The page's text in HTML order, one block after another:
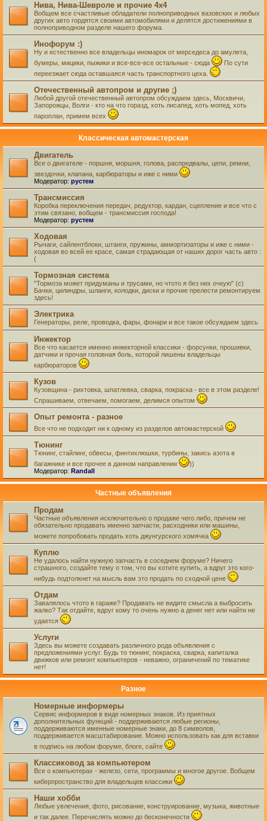
Нива, Нива-Шевроле и прочие 4х4
Вобщем все счастливые обладатели полноприводных вазовских и любых
других авто гордятся своими автомобилями и делятся достижениями в
полноприводном разделе нашего форума.
Инофорум :)
Ну и естественно все владельцы иномарок от мерседеса до амулета,
бумеры, мицики, пыжики и все-все-все остальные - сюда
По сути
переезжает сюда оставшаяся часть транспортного цеха.
Отечественный автопром и другие ;)
Любой другой отечественный автопром обсуждаем здесь, Москвичи,
Запорожцы, Волги - кто на что горазд, хоть лисапед, хоть мопед, хоть
пароплан, примем всех
Классическая автомастерская
Двигатель
Все о двигателе - поршня, моршня, голова, распредвалы, цепи, ремни,
звездочки, клапана, карбюраторы и иже с ними
Модератор: рустем
Трансмиссия
Коробка переключения передач, редуктор, кардан, сцепление и все что с
этим связано, вобщем - трансмиссия господа!
Модератор: рустем
Ходовая
Рычаги, сайлентблоки, штанги, пружины, аммортизаторы и иже с ними -
ходовая во всей ее красе, самая страдающая от наших дорог часть авто :
(
Тормозная система
"Тормоза может придуманы и трусами, но чтото я без них очкую" (с)
Бачки, цилиндры, шланги, колодки, диски и прочие прелести ремонтируем
здесь!
Электрика
Генераторы, реле, проводка, фары, фонари и все такое обсуждаем здесь
Инжектор
Все что касается именно инжекторной классики - форсунки, прошивки,
датчики и прочая головная боль, которой лишены владельцы
карбюраторов
Кузов
Кузовщина - рихтовка, шпатлевка, сварка, покраска - все в этом разделе!
Спрашиваем, отвечаем, помогаем, делимся опытом
Опыт ремонта - разное
Все что не подходит ни к одному из разделов автомастерской
Тюнинг
Тюнинг, стайлинг, обвесы, финтихлюшки, турбины, закись азота в
багажнике и все прочее в данном направлении
))
Модератор: Randall
Частные объявления
Продам
Частные объявления исключительно о продаже чего либо, причем не
обязательно продавать именно запчасти, расходники или машины,
можете попробовать продать хоть джунгурского хомячка
Куплю
Не удалось найти нужную запчасть в соседнем форуме? Ничего
страшного, создайте тему о том, что вы хотите купить, а вдруг это кого-
нибудь подтолкнет на мысль вам это продать по сходной цене
Отдам
Завалялось чтото в гараже? Продавать не видите смысла а выбросить
жалко? Так отдайте, вдруг кому то очень нужно а денег нет или найти не
удается
Услуги
Здесь вы можете создавать различного рода объявления с
предложениями услуг. Будь то тюнинг, покраска, сварка, капиталка
движков или ремонт компьютеров - неважно, ограничений по тематике
нет!
Разное
Номерные информеры
Сервис информеров в виде номерных знаков. Из приятных
дополнительных функций - поддерживаются любые регионы,
поддерживаются именные номерные знаки, до 8 символов,
поддерживается масштабирование. Можно использовать как для вставки
в подпись на любом форуме, блоге, сайте
Классиковод за компьютером
Все о компьютерах - железо, сети, программы и многое другое. Вобщем
киберпространство для владельцев классики
Наши хобби
Любые увлечения, фото, рисование, конструирование, музыка, животные
и так далее. Перечислять можно до бесконечности